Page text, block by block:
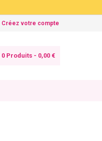
Créez votre compte
0 Produits - 0,00 €